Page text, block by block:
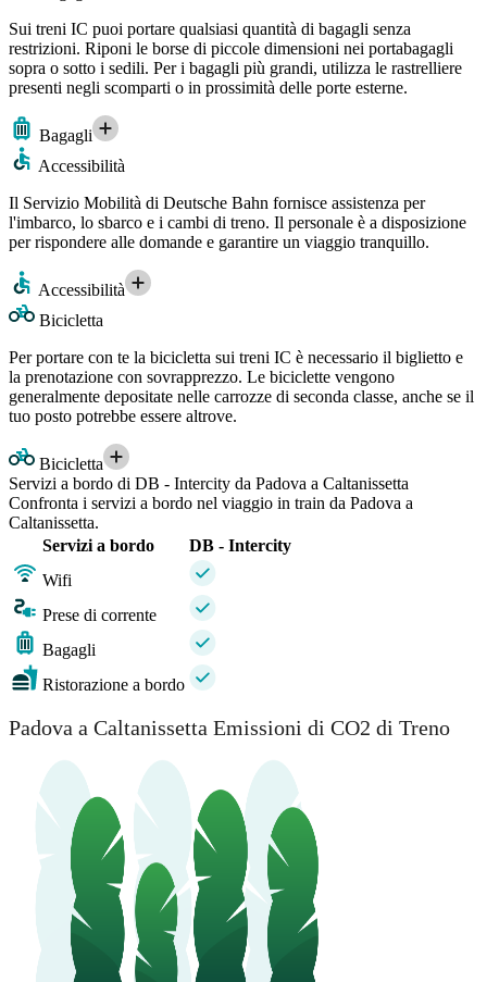
Sui treni IC puoi portare qualsiasi quantità di bagagli senza
restrizioni. Riponi le borse di piccole dimensioni nei portabagagli
sopra o sotto i sedili. Per i bagagli più grandi, utilizza le rastrelliere
presenti negli scomparti o in prossimità delle porte esterne.
Bagagli
Accessibilità
Il Servizio Mobilità di Deutsche Bahn fornisce assistenza per
l'imbarco, lo sbarco e i cambi di treno. Il personale è a disposizione
per rispondere alle domande e garantire un viaggio tranquillo.
Accessibilità
Bicicletta
Per portare con te la bicicletta sui treni IC è necessario il biglietto e
la prenotazione con sovrapprezzo. Le biciclette vengono
generalmente depositate nelle carrozze di seconda classe, anche se il
tuo posto potrebbe essere altrove.
Bicicletta
Servizi a bordo di DB - Intercity da Padova a Caltanissetta
Confronta i servizi a bordo nel viaggio in train da Padova a
Caltanissetta.
Servizi a bordo
DB - Intercity
Wifi
Prese di corrente
Bagagli
Ristorazione a bordo
Padova a Caltanissetta Emissioni di CO2 di Treno